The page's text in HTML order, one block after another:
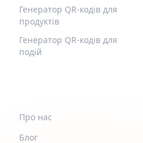
Генератор QR-кодів для
продуктів
Генератор QR-кодів для
подій
Про нас
Блог